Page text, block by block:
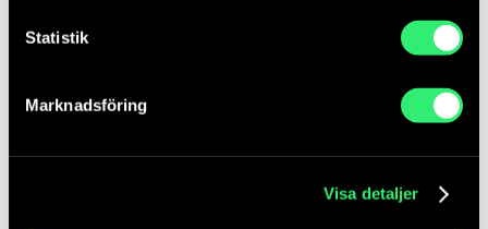
Statistik
Marknadsföring
Visa detaljer
14:30Paus
Vad kan vi kan ta vidare för att möjliggöra